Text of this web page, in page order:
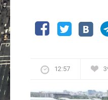
12:57